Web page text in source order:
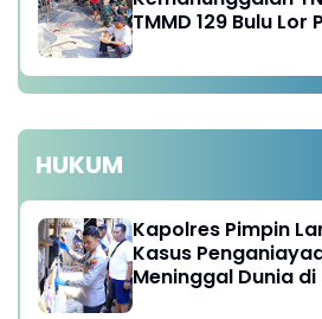
TMMD 129 Bulu Lor
HUKUM
Kapolres Pimpin
Kasus
Meninggal Dunia